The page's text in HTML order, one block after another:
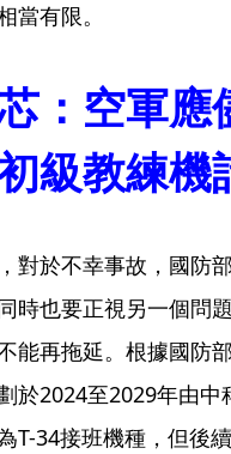
當有限。
：空軍應
級教練機
對於不幸事故，國防
時也要正視另一個問
能再拖延。根據國防
於2024至2029年由中
T-34接班機種，但後